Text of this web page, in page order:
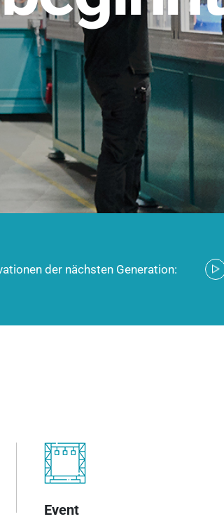
für industrielle Anwendungen –
und zukunftsfähig.
der nächsten Generation:
Event